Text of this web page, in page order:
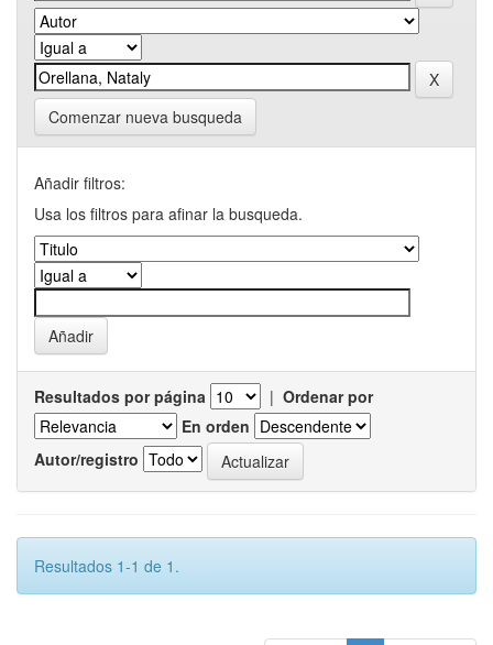
Comenzar nueva busqueda
Añadir filtros:
Usa los filtros para afinar la busqueda.
Resultados por página | Ordenar por
En orden
Autor/registro
Resultados 1-1 de 1.